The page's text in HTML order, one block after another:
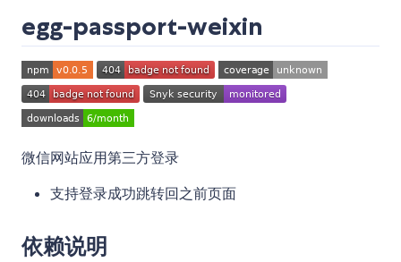
egg-passport-weixin
微信网站应用第三方登录
支持登录成功跳转回之前页面
依赖说明